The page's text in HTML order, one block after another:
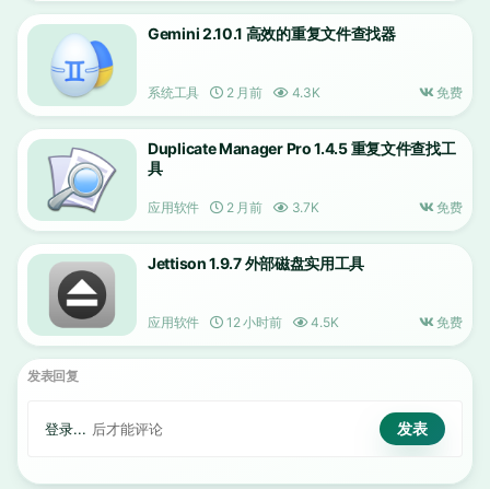
Gemini 2.10.1 高效的重复文件查找器
系统工具 2 月前 4.3K 免费
Duplicate Manager Pro 1.4.5 重复文件查找工
具
应用软件 2 月前 3.7K 免费
Jettison 1.9.7 外部磁盘实用工具
应用软件 12 小时前 4.5K 免费
发表回复
登录... 后才能评论